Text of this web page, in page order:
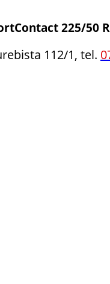
225/50
112/1, tel.